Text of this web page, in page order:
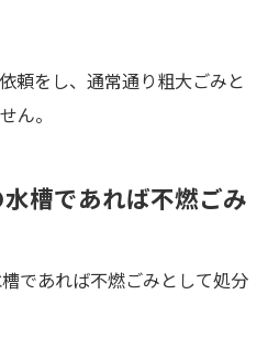
頼をし、通常通り粗大ごみと
ん。
槽であれば不燃ごみ
であれば不燃ごみとして処分